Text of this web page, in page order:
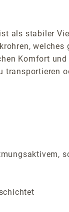
als stabiler
Komfort